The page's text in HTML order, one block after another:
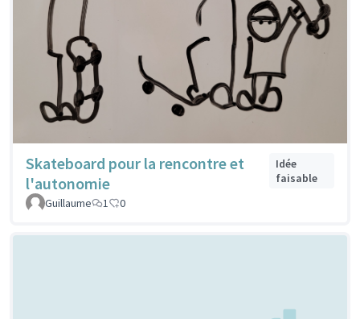
Skateboard pour la rencontre et
l'autonomie
Idée
faisable
Guillaume
1 0